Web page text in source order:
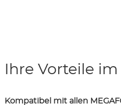
Ihre Vorteile
Kompatibel mit allen